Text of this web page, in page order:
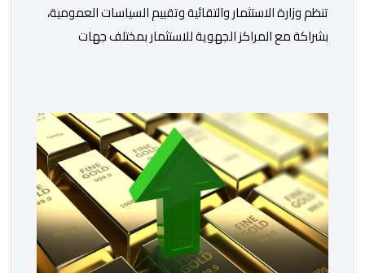
تنظم وزارة الاستثمار والتقائية وتقييم السياسات العمومية،
بشراكة مع المراكز الجهوية للاستثمار بمختلف جهات
تهدف هذه المبادرة إلى تمكين مغاربة العالم من الاطلاع
على فرص الاستثمار المتاحة بمختلف جهات المملكة،
والاستفادة من مواكبة عن قرب تساعدهم […]